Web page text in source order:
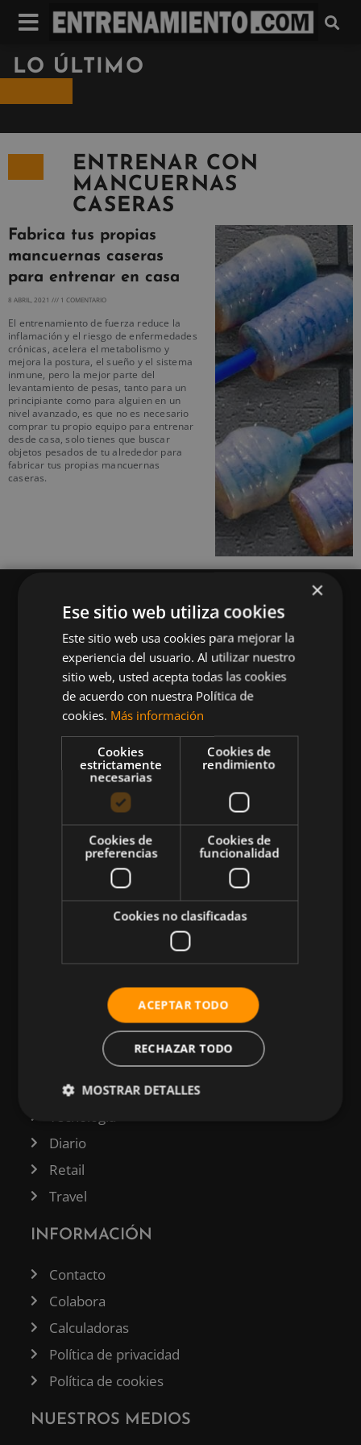
LO ÚLTIMO
ENTRENAR CON
MANCUERNAS
CASERAS
Fabrica tus propias
mancuernas caseras
para entrenar en casa
8 ABRIL, 2021 1 COMENTARIO
El entrenamiento de fuerza reduce la
inflamación y el riesgo de enfermedades
crónicas, acelera el metabolismo y
mejora la postura, el sueño y el sistema
inmune, pero la mejor parte del
levantamiento de pesas, tanto para un
principiante como para alguien en un
nivel avanzado, es que no es necesario
comprar tu propio equipo para entrenar
desde casa, solo tienes que buscar
objetos pesados de tu alrededor para
fabricar tus propias mancuernas
caseras.
Queremos mantenerte al día en temas de
deportes, fitness, nutrición, salud, recetas
saludables y tecnología aplicada al deporte y la
vida sana.
CATEGORÍAS
Ciclismo
Nutrición
Business
Tecnología
Diario
Retail
Travel
INFORMACIÓN
Contacto
Colabora
Calculadoras
Política de privacidad
Política de cookies
NUESTROS MEDIOS
×
Ese sitio web utiliza cookies
Este sitio web usa cookies para mejorar la
experiencia del usuario. Al utilizar nuestro
sitio web, usted acepta todas las cookies
de acuerdo con nuestra Política de
cookies. Más información
Cookies
estrictamente
necesarias
Cookies de
rendimiento
Cookies de
preferencias
Cookies de
funcionalidad
Cookies no clasificadas
ACEPTAR TODO
RECHAZAR TODO
MOSTRAR DETALLES